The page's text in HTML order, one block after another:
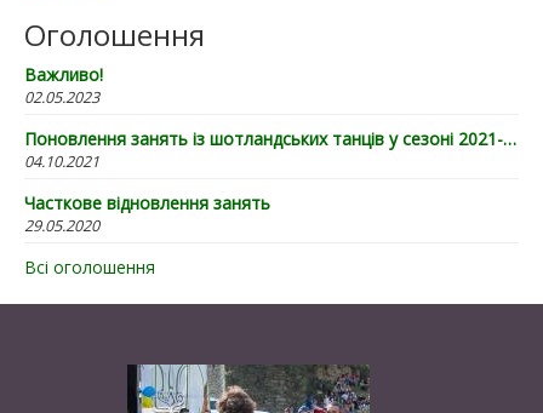
Оголошення
Важливо!
02.05.2023
Поновлення занять із шотландських танців у сезоні 2021-22
04.10.2021
Часткове відновлення занять
29.05.2020
Всі оголошення